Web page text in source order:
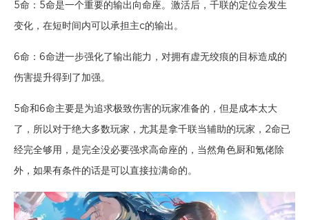
5命：5命是一个重要的输出向命座。激活后，千联的定位会发生
变化，在短时间内可以承担主c的输出。
6命：6命进一步强化了输出能力，对拥有虚无绞痕的目标造成的
伤害提升得到了加强。
5命和6命主要是为追求极致伤害的玩家准备的，但是成本太大
了，所以对于绝大多数玩家，尤其是拿千联当辅助的玩家，2命已
经完全够用，是完全没必要强求高命座的，当然角色厨和氪佬除
外，如果有条件的话是可以直接拉满命的。